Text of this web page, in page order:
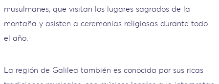
musulmanes, que visitan los lugares sagrados de la
montaña y asisten a ceremonias religiosas durante todo
el año.
La región de Galilea también es conocida por sus ricas